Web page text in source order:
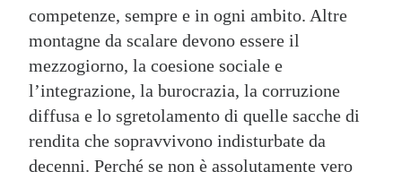
competenze, sempre e in ogni ambito. Altre
montagne da scalare devono essere il
mezzogiorno, la coesione sociale e
l’integrazione, la burocrazia, la corruzione
diffusa e lo sgretolamento di quelle sacche di
rendita che sopravvivono indisturbate da
decenni. Perché se non è assolutamente vero